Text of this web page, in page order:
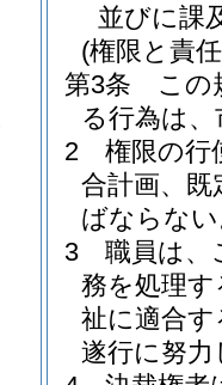
並びに課
(権限と責
第3条
この
る行為は
2
権限の行
合計画、
ばならな
3
職員は、
務を処理
祉に適合
遂行に努